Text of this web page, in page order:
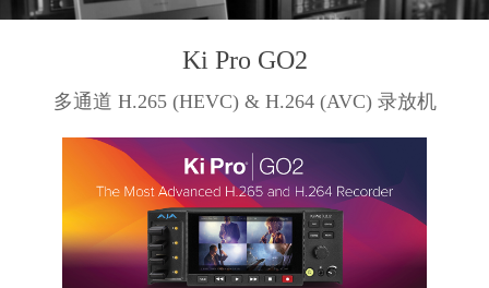
Ki Pro GO2
多通道 H.265 (HEVC) & H.264 (AVC) 录放机